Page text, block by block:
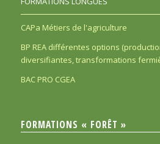
CAPa Métiers de l'agriculture
BP REA différentes options
diversifiantes, transformations
BAC PRO CGEA
FORMATIONS « FORÊT »